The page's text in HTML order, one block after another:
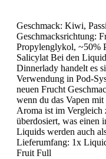
Geschmack: Kiwi,
Geschmacksrichtung:
Propylenglykol, ~50%
Salicylat Bei den
Dinnerlady handelt es
Verwendung in Pod-
neuen Frucht
wenn du das Vapen
Aroma ist im
überdosiert, was einen
Liquids werden auch
Lieferumfang: 1x
Fruit Full